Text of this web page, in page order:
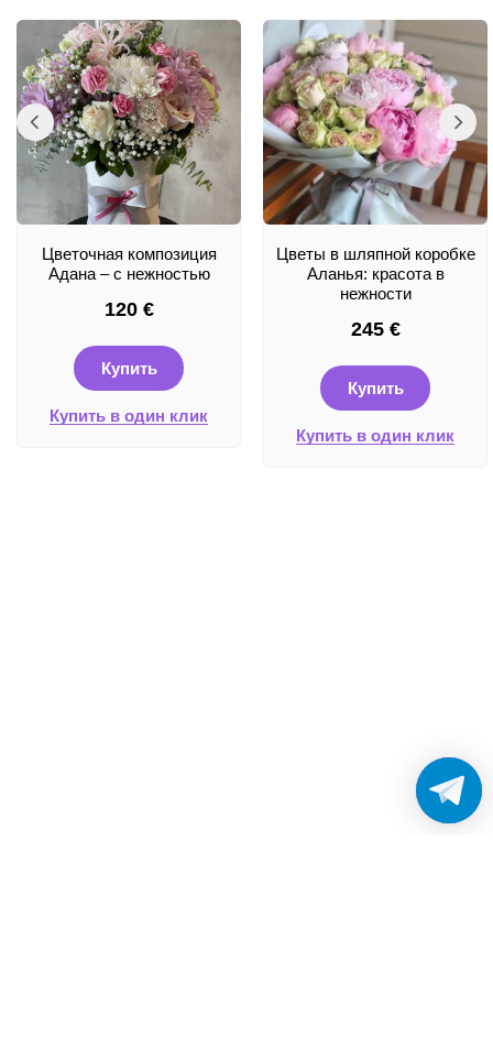
Цветочная композиция
Адана – с нежностью
120 €
Купить
Купить в один клик
Цветы в шляпной коробке
Аланья: красота в
нежности
245 €
Купить
Купить в один клик